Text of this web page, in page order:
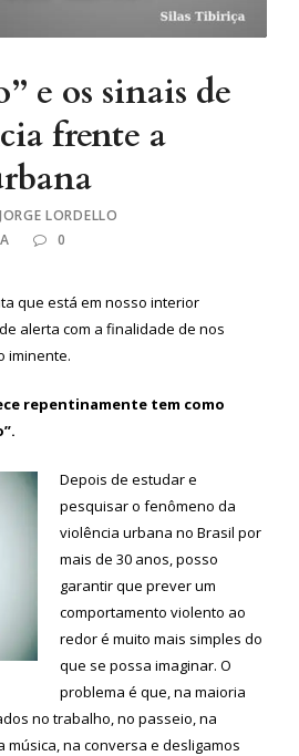
e os sinais de
frente a
JORGE LORDELLO
0
que está em nosso interior
alerta com a finalidade de nos
iminente.
repentinamente tem como
Depois de estudar e
pesquisar o fenômeno da
violência urbana no Brasil por
mais de 30 anos, posso
garantir que prever um
comportamento violento ao
redor é muito mais simples do
que se possa imaginar. O
problema é que, na maioria
no trabalho, no passeio, na
na conversa e desligamos